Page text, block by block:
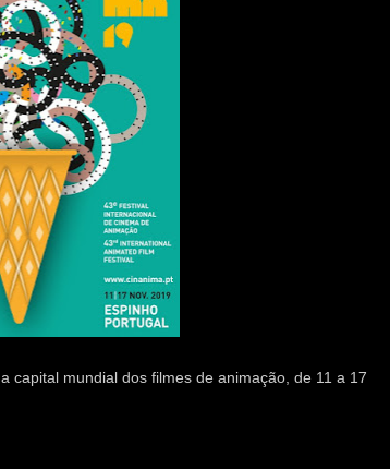
capital mundial dos filmes de animação, de 11 a 17